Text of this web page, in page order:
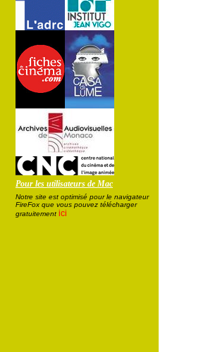
Pour les utilisateurs de Mac
Notre site est optimisé pour le navigateur
FireFox que vous pouvez télécharger
gratuitement ici